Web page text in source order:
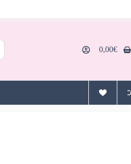
Carro
0,00€